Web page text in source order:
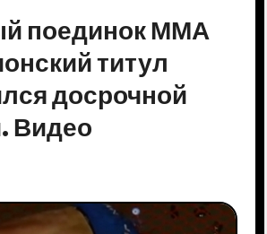
поединок ММА
титул
досрочной
Видео